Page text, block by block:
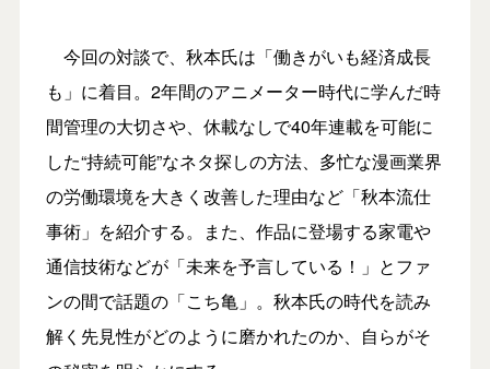
今回の対談で、秋本氏は「働きがいも経済成長
も」に着目。2年間のアニメーター時代に学んだ時
間管理の大切さや、休載なしで40年連載を可能に
した“持続可能”なネタ探しの方法、多忙な漫画業界
の労働環境を大きく改善した理由など「秋本流仕
事術」を紹介する。また、作品に登場する家電や
通信技術などが「未来を予言している！」とファ
ンの間で話題の「こち亀」。秋本氏の時代を読み
解く先見性がどのように磨かれたのか、自らがそ